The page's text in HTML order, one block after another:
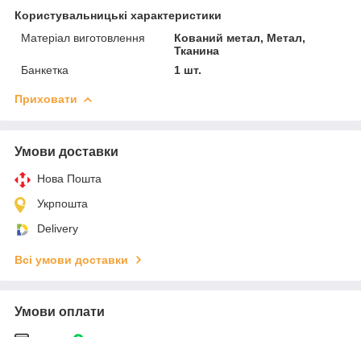
Користувальницькі характеристики
Матеріал виготовлення
Кований метал, Метал,
Тканина
Банкетка
1 шт.
Приховати
Умови доставки
Нова Пошта
Укрпошта
Delivery
Всі умови доставки
Умови оплати